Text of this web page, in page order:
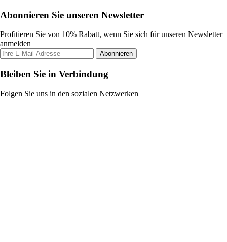
Abonnieren Sie unseren Newsletter
Profitieren Sie von 10% Rabatt, wenn Sie sich für unseren Newsletter
anmelden
Abonnieren
Bleiben Sie in Verbindung
Folgen Sie uns in den sozialen Netzwerken